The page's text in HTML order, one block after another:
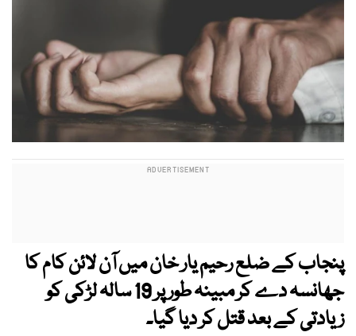
پنجاب کے ضلع رحیم یار خان میں آن لائن کام کا
جھانسہ دے کر مبینہ طور پر 19 سالہ لڑکی کو
زیادتی کے بعد قتل کر دیا گیا۔